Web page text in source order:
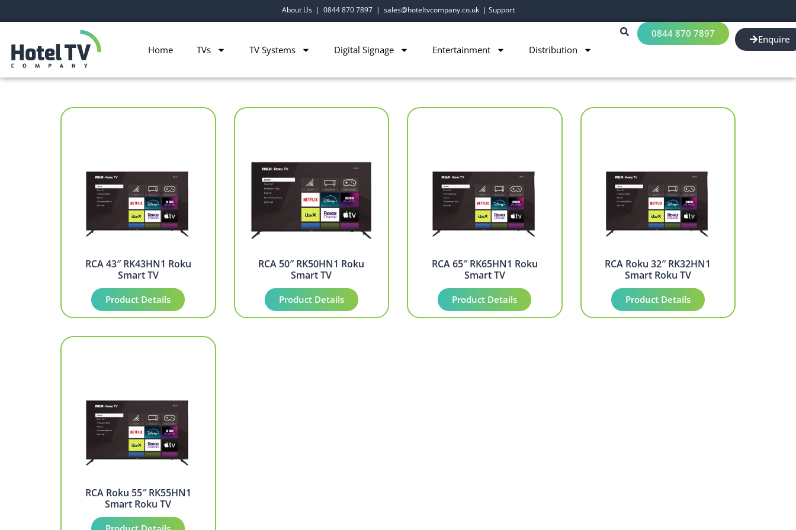
About Us| 0844 870 7897| sales@hoteltvcompany.co.uk| Support
Home TVs TV Systems Digital Signage Entertainment Distribution
0844 870 7897 Enquire
RCA 43″ RK43HN1 Roku
Smart TV
Product Details
RCA 50″ RK50HN1 Roku
Smart TV
Product Details
RCA 65″ RK65HN1 Roku
Smart TV
Product Details
RCA Roku 32″ RK32HN1
Smart Roku TV
Product Details
RCA Roku 55″ RK55HN1
Smart Roku TV